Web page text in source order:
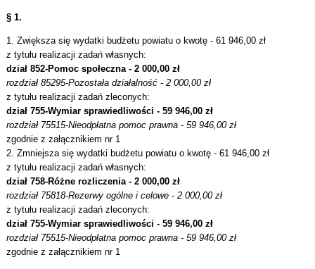
§ 1.
1. Zwiększa się wydatki budżetu powiatu o kwotę - 61 946,00 zł
z tytułu realizacji zadań własnych:
dział 852-Pomoc społeczna - 2 000,00 zł
rozdział 85295-Pozostała działalność - 2 000,00 zł
z tytułu realizacji zadań zleconych:
dział 755-Wymiar sprawiedliwości - 59 946,00 zł
rozdział 75515-Nieodpłatna pomoc prawna - 59 946,00 zł
zgodnie z załącznikiem nr 1
2. Zmniejsza się wydatki budżetu powiatu o kwotę - 61 946,00 zł
z tytułu realizacji zadań własnych:
dział 758-Różne rozliczenia - 2 000,00 zł
rozdział 75818-Rezerwy ogólne i celowe - 2 000,00 zł
z tytułu realizacji zadań zleconych:
dział 755-Wymiar sprawiedliwości - 59 946,00 zł
rozdział 75515-Nieodpłatna pomoc prawna - 59 946,00 zł
zgodnie z załącznikiem nr 1